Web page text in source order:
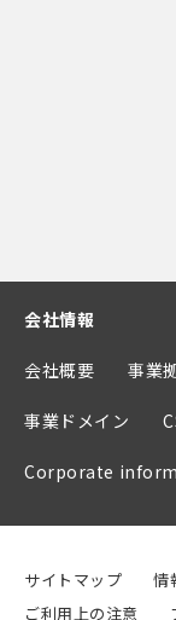
会社情報
会社概要 事業
事業ドメイン
Corporate
サイトマップ
情
ご利用上の注意